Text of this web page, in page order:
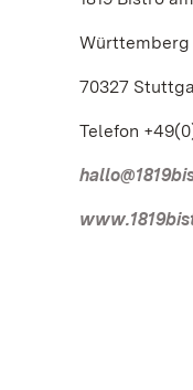
Württemberg
70327
Telefon